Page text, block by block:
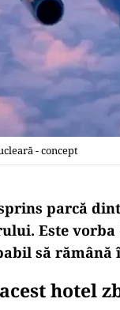
- concept
parcă
Este vorba
să
hotel